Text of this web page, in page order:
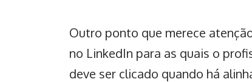
Outro ponto que merece
no LinkedIn para as quais o
deve ser clicado quando há